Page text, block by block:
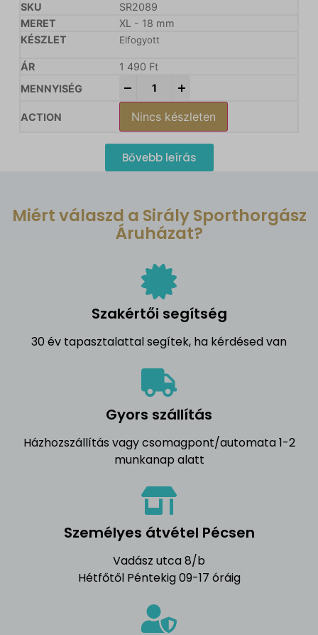
SR2089
XL - 18 mm
Elfogyott
1 490 Ft
Nincs készleten
Bővebb leírás
Miért válaszd a Sirály Sporthorgász
Áruházat?
Szakértői segítség
30 év tapasztalattal segítek, ha kérdésed van
Gyors szállítás
Házhozszállítás vagy csomagpont/automata 1-2
munkanap alatt
Személyes átvétel Pécsen
Vadász utca 8/b
Hétfőtől Péntekig 09-17 óráig